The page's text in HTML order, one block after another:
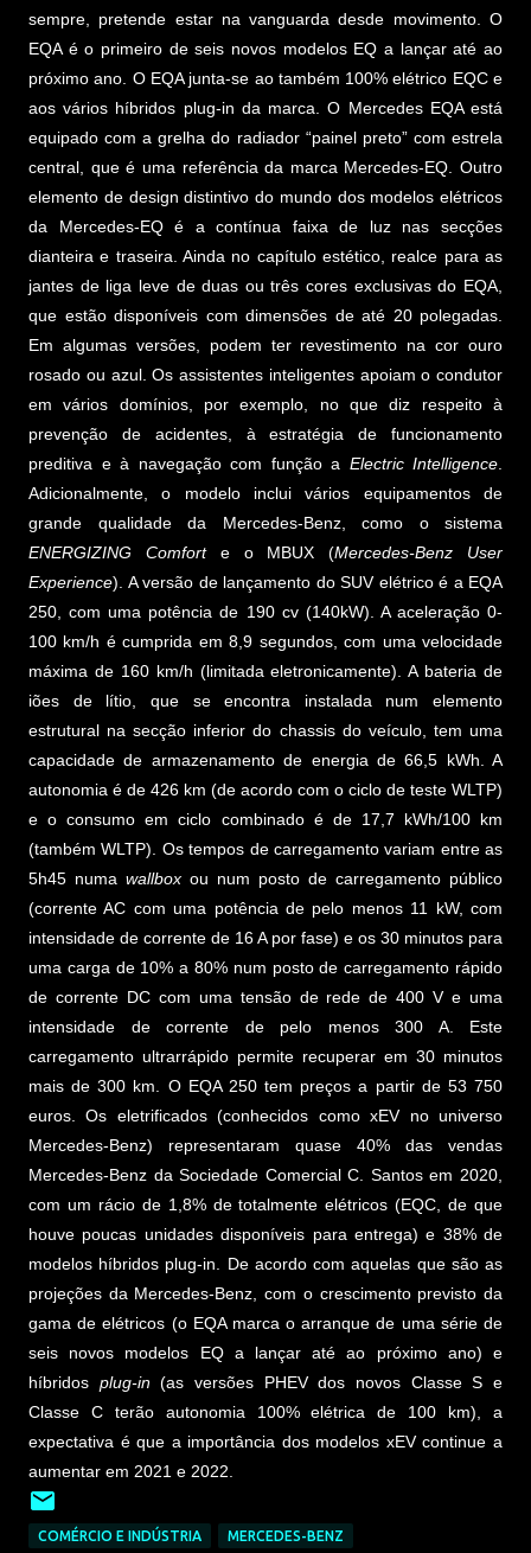
sempre, pretende estar na vanguarda desde movimento. O
EQA é o primeiro de seis novos modelos EQ a lançar até ao
próximo ano. O EQA junta-se ao também 100% elétrico EQC e
aos vários híbridos plug-in da marca. O Mercedes EQA está
equipado com a grelha do radiador “painel preto” com estrela
central, que é uma referência da marca Mercedes-EQ. Outro
elemento de design distintivo do mundo dos modelos elétricos
da Mercedes-EQ é a contínua faixa de luz nas secções
dianteira e traseira. Ainda no capítulo estético, realce para as
jantes de liga leve de duas ou três cores exclusivas do EQA,
que estão disponíveis com dimensões de até 20 polegadas.
Em algumas versões, podem ter revestimento na cor ouro
rosado ou azul. Os assistentes inteligentes apoiam o condutor
em vários domínios, por exemplo, no que diz respeito à
prevenção de acidentes, à estratégia de funcionamento
preditiva e à navegação com função a Electric Intelligence
Adicionalmente, o modelo inclui vários equipamentos de
grande qualidade da Mercedes-Benz, como o sistema
ENERGIZING Comforte o MBUX (Mercedes-Benz User
Experience). A versão de lançamento do SUV elétrico é a EQA
250, com uma potência de 190 cv (140kW). A aceleração 0-
100 km/h é cumprida em 8,9 segundos, com uma velocidade
máxima de 160 km/h (limitada eletronicamente). A bateria de
iões de lítio, que se encontra instalada num elemento
estrutural na secção inferior do chassis do veículo, tem uma
capacidade de armazenamento de energia de 66,5 kWh. A
autonomia é de 426 km (de acordo com o ciclo de teste WLTP)
e o consumo em ciclo combinado é de 17,7 kWh/100 km
(também WLTP). Os tempos de carregamento variam entre as
5h45 numa wallbox ou num posto de carregamento público
(corrente AC com uma potência de pelo menos 11 kW, com
intensidade de corrente de 16 A por fase) e os 30 minutos para
uma carga de 10% a 80% num posto de carregamento rápido
de corrente DC com uma tensão de rede de 400 V e uma
intensidade de corrente de pelo menos 300 A. Este
carregamento ultrarrápido permite recuperar em 30 minutos
mais de 300 km. O EQA 250 tem preços a partir de 53 750
euros. Os eletrificados (conhecidos como xEV no universo
Mercedes-Benz) representaram quase 40% das vendas
Mercedes-Benz da Sociedade Comercial C. Santos em 2020,
com um rácio de 1,8% de totalmente elétricos (EQC, de que
houve poucas unidades disponíveis para entrega) e 38% de
modelos híbridos plug-in. De acordo com aquelas que são as
projeções da Mercedes-Benz, com o crescimento previsto da
gama de elétricos (o EQA marca o arranque de uma série de
seis novos modelos EQ a lançar até ao próximo ano) e
híbridos plug-in(as versões PHEV dos novos Classe S e
Classe C terão autonomia 100% elétrica de 100 km), a
expectativa é que a importância dos modelos xEV continue a
aumentar em 2021 e 2022.
COMÉRCIO E INDÚSTRIA MERCEDES-BENZ